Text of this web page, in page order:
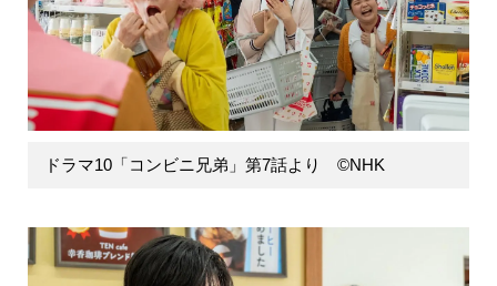
ドラマ10「コンビニ兄弟」第7話より ©NHK